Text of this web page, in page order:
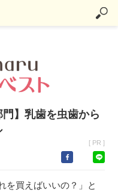
門】乳歯を虫歯から
[ PR ]
を買えばいいの？」と